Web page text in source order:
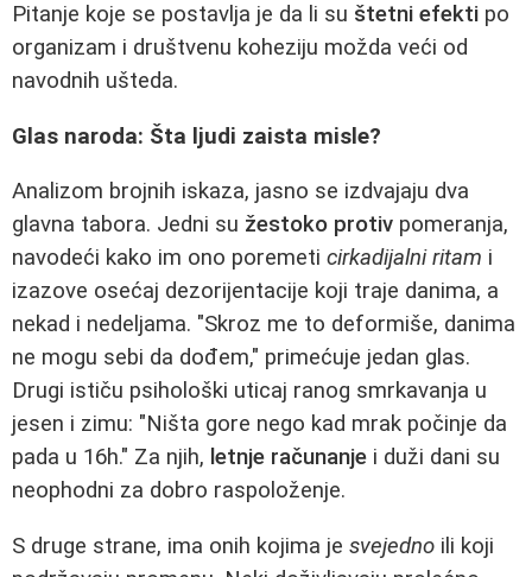
Pitanje koje se postavlja je da li su štetni efekti po
organizam i društvenu koheziju možda veći od
navodnih ušteda.
Glas naroda: Šta ljudi zaista misle?
Analizom brojnih iskaza, jasno se izdvajaju dva
glavna tabora. Jedni su žestoko protiv pomeranja,
navodeći kako im ono poremeti cirkadijalni ritam i
izazove osećaj dezorijentacije koji traje danima, a
nekad i nedeljama. "Skroz me to deformiše, danima
ne mogu sebi da dođem," primećuje jedan glas.
Drugi ističu psihološki uticaj ranog smrkavanja u
jesen i zimu: "Ništa gore nego kad mrak počinje da
pada u 16h." Za njih, letnje računanje i duži dani su
neophodni za dobro raspoloženje.
S druge strane, ima onih kojima je svejedno ili koji